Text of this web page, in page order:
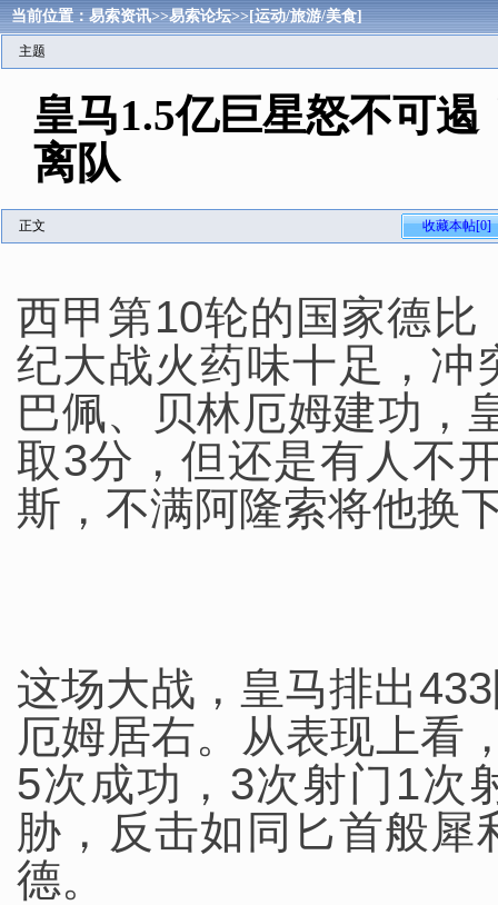
当前位置：易索资讯>>易索论坛>>[运动/旅游/美食]
主题
皇马1.5亿巨星怒不可
离队
正文 收藏本帖[0]
西甲第10轮的国家德
纪大战火药味十足，冲
巴佩、贝林厄姆建功，
取3分，但还是有人不
斯，不满阿隆索将他换
这场大战，皇马排出
厄姆居右。从表现上看
5次成功，3次射门1次
胁，反击如同匕首般犀
德。